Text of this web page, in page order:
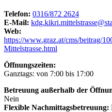
Telefon: 0316/872 2624
E-Mail:
Web:
https://www.graz.at/cms/beitrag/
Mittelstrasse.html
Öffnungszeiten:
Ganztags: von 7:00 bis 17:00
Betreuung außerhalb der
Nein
Flexible Nachmittagsbetreuung: